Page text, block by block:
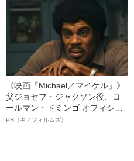
《映画『Michael／マイケル』》
父ジョセフ・ジャクソン役、コ
ールマン・ドミンゴ オフィシャ
ルインタビュー“観客を魅了した
PR（キノフィルムズ）